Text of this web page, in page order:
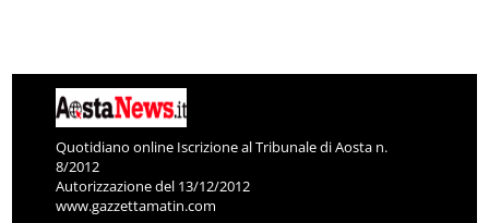
Quotidiano online Iscrizione al Tribunale di Aosta n.
8/2012
Autorizzazione del 13/12/2012
www.gazzettamatin.com